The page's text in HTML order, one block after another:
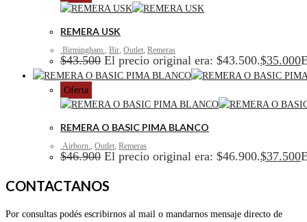
REMERA USK
.Birmingham., Bir, Outlet, Remeras
$43.500 El precio original era: $43.500.$35.000
Oferta
REMERA O BASIC PIMA BLANCO
.Airborn., Outlet, Remeras
$46.900 El precio original era: $46.900.$37.500
CONTACTANOS
Por consultas podés escribirnos al mail o mandarnos mensaje directo de